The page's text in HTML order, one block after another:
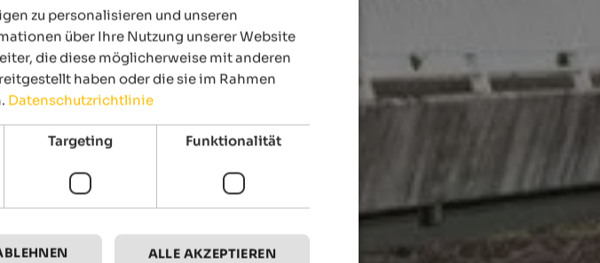
GERMAN
zu personalisieren und unseren
über Ihre Nutzung unserer Website
die diese möglicherweise mit anderen
haben oder die sie im Rahmen
Datenschutzrichtlinie
Targeting Funktionalität
ALLE AKZEPTIEREN